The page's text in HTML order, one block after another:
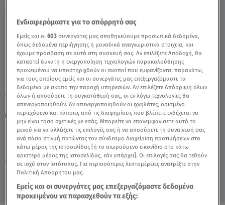
Παρασκευή 7 Αυγούστου 2026
05.08.26, 22:27 ΕΛΛΑΔΑ
Θανατηφόρο Τροχαίο - Video
TAGS: ΤΡΟΧΑΙΟ ΠΟΡΤΟ ΡΑΦΤΗ ΒΙΝΤΕΟ ΝΤΟΚΟΥΜΕΝΤΟ
ΔΕΛΤΙΟ ΕΙΔΗΣΕΩΝ STAR
Ενδιαφερόμαστε για το απόρρητό σας
Εμείς και οι603 συνεργάτες μας αποθηκεύουμε προσωπικά δεδομένα,
όπως δεδομένα περιήγησης ή μοναδικά αναγνωριστικά στοιχεία, και
έχουμε πρόσβαση σε αυτά στη συσκευή σας. Αν επιλέξετε Αποδοχή, θα
καταστεί δυνατή η ενεργοποίηση τεχνολογιών παρακολούθησης
προκειμένου να υποστηριχθούν οι σκοποί που εμφανίζονται παρακάτω,
για τους οποίους εμείς και οι συνεργάτες μας επεξεργαζόμαστε τα
δεδομένα με σκοπό την παροχή υπηρεσιών. Αν επιλέξετε Απόρριψη όλων
όλων ή αποσύρετε τη συγκατάθεσή σας, οι εν λόγω τεχνολογίες θα
απενεργοποιηθούν. Αν απενεργοποιηθούν οι ιχνηλάτες, ορισμένο
περιεχόμενο και κάποιες από τις διαφημίσεις που βλέπετε ενδέχεται να
μην είναι τόσο σχετικές με εσάς. Μπορείτε να επανεμφανίσετε αυτό το
μενού για να αλλάξετε τις επιλογές σας ή να αποσύρετε τη συναίνεσή σας
ανά πάσα στιγμή πατώντας τον σύνδεσμο Διαχείριση προτιμήσεων στο
κάτω μέρος της ιστοσελίδας [ή το αιωρούμενο εικονίδιο στο κάτω
αριστερό μέρος της ιστοσελίδας, εάν υπάρχει]. Οι επιλογές σας θα τεθούν
σε ισχύ στον Ιστότοπος. Για περισσότερες λεπτομέρειες ανατρέξτε στην
Πολιτική Απορρήτου μας.
Εμείς και οι συνεργάτες μας επεξεργαζόμαστε δεδομένα
προκειμένου να παρασχεθούν τα εξής: